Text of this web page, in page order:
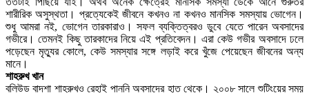
শারীরিক অসুস্থতা। প্রত্যেকেই জীবনে কখনও না কখনও মানসিক সমস্যায় ভোগেন।
শুধু আমরা নই, ভোগেন তারকারাও। সফল ব্যক্তিত্বরও ডুবে যেতে পারেন অবসাদের
গভীরে। তেমনই কিছু তারকাদের নিয়ে এই প্রতিবেদন। এরা কেউ গভীর অবসাদে ঢলে
পড়েছেন মৃত্যুর কোলে, কেউ সমস্যার সঙ্গে লড়াই করে খুঁজে পেয়েছেন জীবনের অন্য
মানে।
শাহরুখ খান
বলিউড বাদশা শাহরুখও রেহাই পাননি অবসাদের হাত থেকে। ২০০৮ সালে শুটিংয়ের সময়